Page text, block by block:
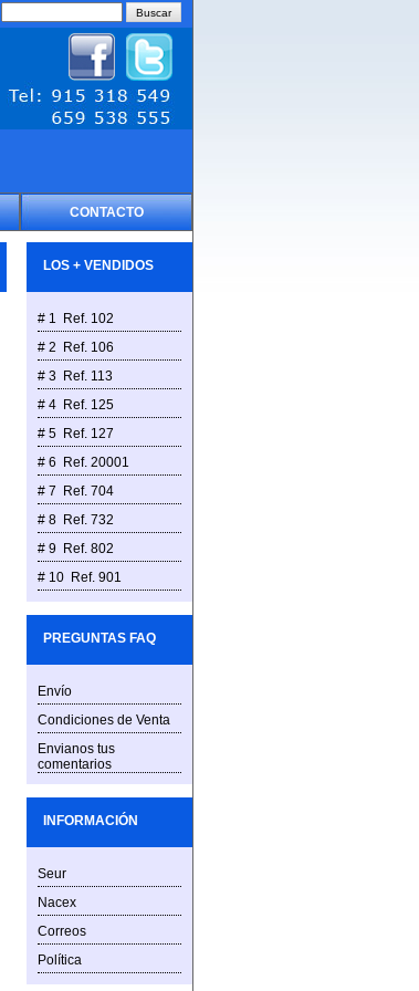
CONTACTO
LOS + VENDIDOS
# 1 Ref. 102
# 2 Ref. 106
# 3 Ref. 113
# 4 Ref. 125
# 5 Ref. 127
# 6 Ref. 20001
# 7 Ref. 704
# 8 Ref. 732
# 9 Ref. 802
# 10 Ref. 901
PREGUNTAS FAQ
Envío
Condiciones de Venta
Envianos tus
comentarios
INFORMACIÓN
Seur
Nacex
Correos
Política